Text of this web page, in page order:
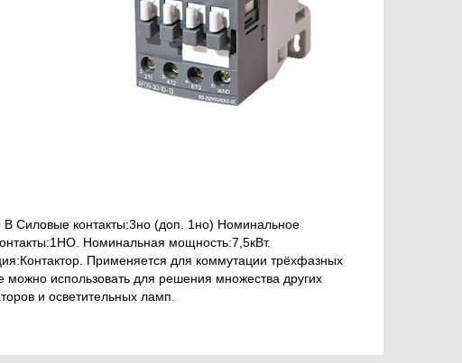
Силовые контакты:3но (доп. 1но) Номинальное
Номинальная мощность:7,5кВт.
Применяется для коммутации трёхфазных
можно использовать для решения множества других
и осветительных ламп.